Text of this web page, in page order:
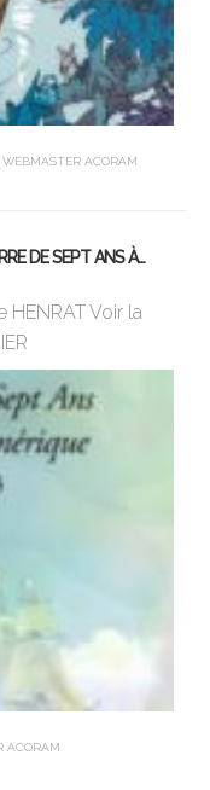
WEBMASTER ACORAM
DE SEPT ANS À…
HENRAT Voir la
ACORAM